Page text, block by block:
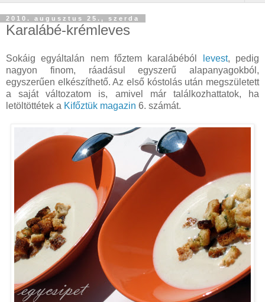
2010. augusztus 25., szerda
Karalábé-krémleves
Sokáig egyáltalán nem főztem karalábéból levest, pedig
nagyon finom, ráadásul egyszerű alapanyagokból,
egyszerűen elkészíthető. Az első kóstolás után megszületett
a saját változatom is, amivel már találkozhattatok, ha
letöltöttétek a Kifőztük magazin 6. számát.